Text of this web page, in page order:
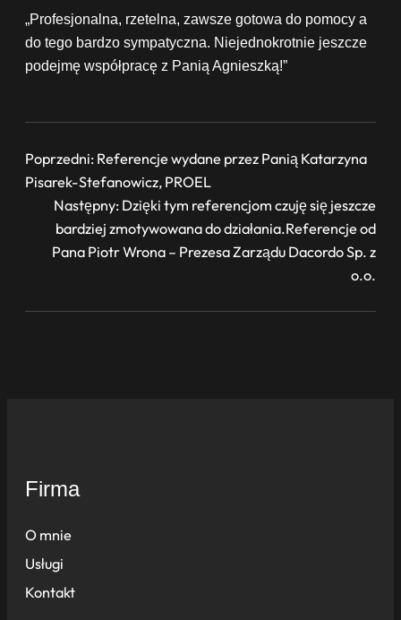
„Profesjonalna, rzetelna, zawsze gotowa do pomocy a
do tego bardzo sympatyczna. Niejednokrotnie jeszcze
podejmę współpracę z Panią Agnieszką!”
Poprzedni: Referencje wydane przez Panią Katarzyna
Pisarek-Stefanowicz, PROEL
Następny: Dzięki tym referencjom czuję się jeszcze
bardziej zmotywowana do działania.Referencje od
Pana Piotr Wrona – Prezesa Zarządu Dacordo Sp. z
o.o.
Firma
O mnie
Usługi
Kontakt